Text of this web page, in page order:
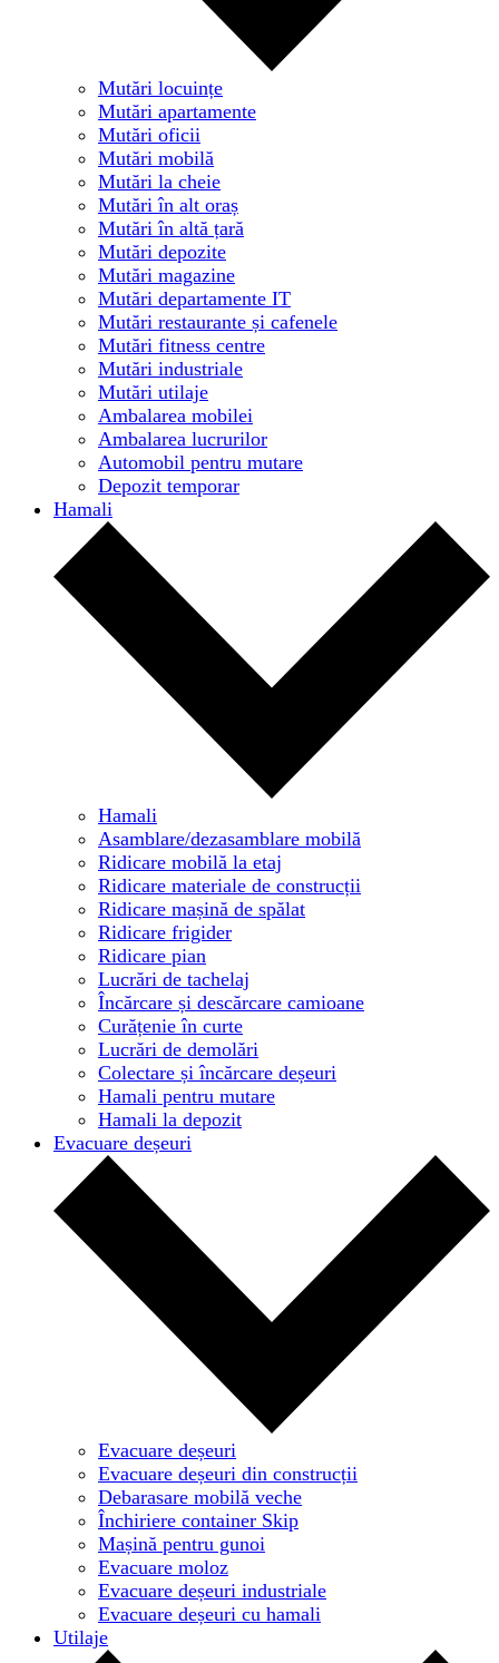
Mutări locuințe
Mutări apartamente
Mutări oficii
Mutări mobilă
Mutări la cheie
Mutări în alt oraș
Mutări în altă țară
Mutări depozite
Mutări magazine
Mutări departamente IT
Mutări restaurante și cafenele
Mutări fitness centre
Mutări industriale
Mutări utilaje
Ambalarea mobilei
Ambalarea lucrurilor
Automobil pentru mutare
Depozit temporar
Hamali
Hamali
Asamblare/dezasamblare mobilă
Ridicare mobilă la etaj
Ridicare materiale de construcții
Ridicare mașină de spălat
Ridicare frigider
Ridicare pian
Lucrări de tachelaj
Încărcare și descărcare camioane
Curățenie în curte
Lucrări de demolări
Colectare și încărcare deșeuri
Hamali pentru mutare
Hamali la depozit
Evacuare deșeuri
Evacuare deșeuri
Evacuare deșeuri din construcții
Debarasare mobilă veche
Închiriere container Skip
Mașină pentru gunoi
Evacuare moloz
Evacuare deșeuri industriale
Evacuare deșeuri cu hamali
Utilaje